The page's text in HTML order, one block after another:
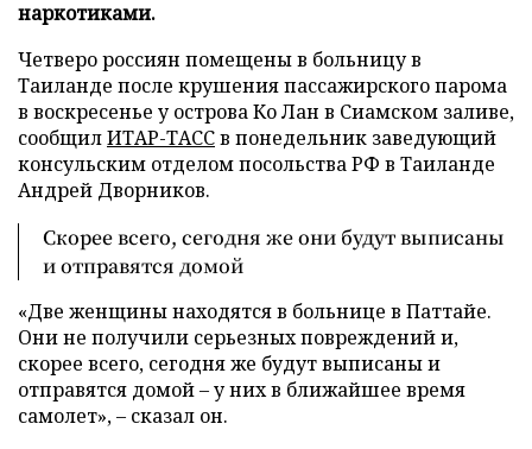
наркотиками.
Четверо россиян помещены в больницу в
Таиланде после крушения пассажирского парома
в воскресенье у острова Ко Лан в Сиамском заливе,
сообщилИТАР-ТАССв понедельник заведующий
консульским отделом посольства РФ в Таиланде
Андрей Дворников.
Скорее всего, сегодня же они будут выписаны
и отправятся домой
«Две женщины находятся в больнице в Паттайе.
Они не получили серьезных повреждений и,
скорее всего, сегодня же будут выписаны и
отправятся домой – у них в ближайшее время
самолет», – сказал он.